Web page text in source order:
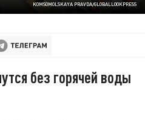
KOMSOMOLSKAYA PRAVDA/GLOBALLOOKPRESS
без горячей воды